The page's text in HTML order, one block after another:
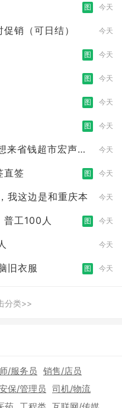
图 今天
销（可日结） 今天
图 今天
图 今天
图 今天
图 今天
来省钱超市宏声桥
今天
直签 图 今天
我这边是和重庆本 今天
普工100人 图 今天
今天
旧衣服 图 今天
分类>>
/服务员 销售/店员
保/管理员 司机/物流